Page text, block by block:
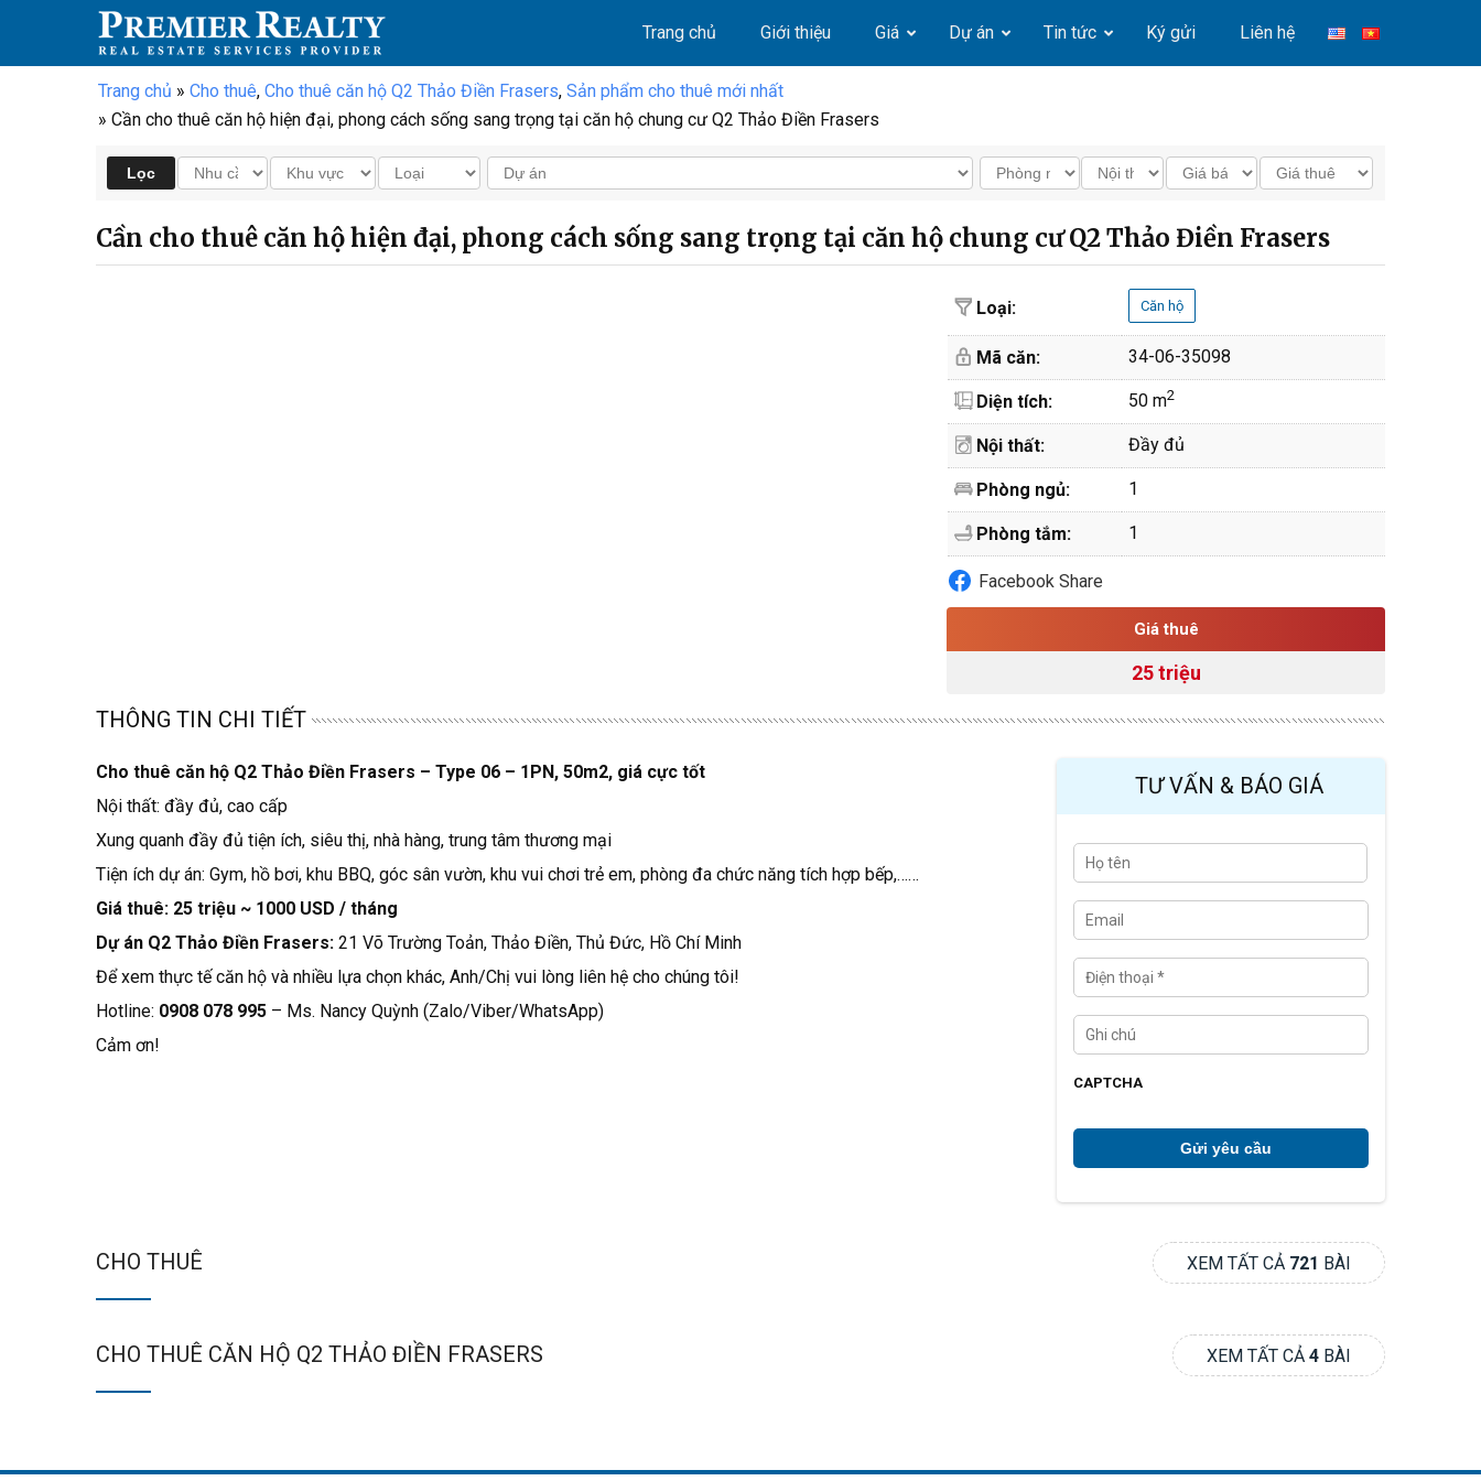
Trang chủ Giới thiệu Giá Dự án Tin tức Ký gửi Liên hệ
Trang chủ » Cho thuê, Cho thuê căn hộ Q2 Thảo Điền Frasers, Sản phẩm cho thuê mới nhất
» Cần cho thuê căn hộ hiện đại, phong cách sống sang trọng tại căn hộ chung cư Q2 Thảo Điền Frasers
Cần cho thuê căn hộ hiện đại, phong cách sống sang trọng tại căn hộ chung cư Q2 Thảo Điền Frasers
Loại: Căn hộ
Mã căn: 34-06-35098
Diện tích: 50 m2
Nội thất: Đầy đủ
Phòng ngủ: 1
Phòng tắm: 1
Facebook Share
Giá thuê
25 triệu
THÔNG TIN CHI TIẾT
Cho thuê căn hộ Q2 Thảo Điền Frasers – Type 06 – 1PN, 50m2, giá cực tốt
Nội thất: đầy đủ, cao cấp
Xung quanh đầy đủ tiện ích, siêu thị, nhà hàng, trung tâm thương mại
Tiện ích dự án: Gym, hồ bơi, khu BBQ, góc sân vườn, khu vui chơi trẻ em, phòng đa chức năng tích hợp bếp,……
Giá thuê: 25 triệu ~ 1000 USD / tháng
Dự án Q2 Thảo Điền Frasers: 21 Võ Trường Toản, Thảo Điền, Thủ Đức, Hồ Chí Minh
Để xem thực tế căn hộ và nhiều lựa chọn khác, Anh/Chị vui lòng liên hệ cho chúng tôi!
Hotline: 0908 078 995 – Ms. Nancy Quỳnh (Zalo/Viber/WhatsApp)
Cảm ơn!
TƯ VẤN & BÁO GIÁ
H
t
ê
E
m
a
i
Đ
ệ
n
h
ạ
*
G
i
c
CAPTCHA
CHO THUÊ XEM TẤT CẢ 721 BÀI
CHO THUÊ CĂN HỘ Q2 THẢO ĐIỀN FRASERS XEM TẤT CẢ 4 BÀI